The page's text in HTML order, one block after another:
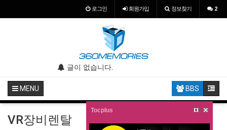
로그인 회원가입 정보찾기 2
글이 없습니다.
MENU BBS
VR장비렌탈
Tocplus